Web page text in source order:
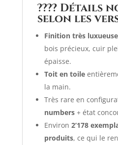
???? Détails
selon les
Finition très luxueuse
bois précieux, cuir
épaisse.
Toit en toile
la main.
Très rare en
numbers+ état
Environ 2’178
produits, ce qui le